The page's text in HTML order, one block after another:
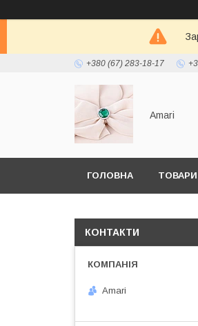
+380 (67) 283-18-17
Amari
ГОЛОВНА
КОНТАКТИ
Amari